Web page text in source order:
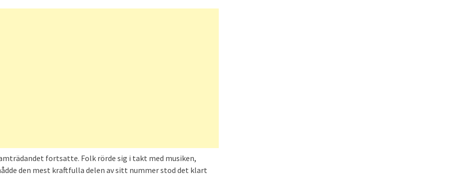
fortsatte. Folk rörde sig i takt med musiken,
den mest kraftfulla delen av sitt nummer stod det klart